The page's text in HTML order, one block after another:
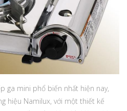
ga mini phổ biến nhất hiện nay,
hiệu Namilux, với một thiết kế